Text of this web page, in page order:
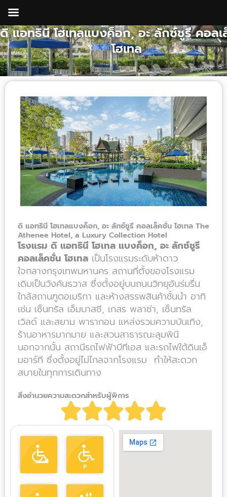
content
ดิ แอทธินี โฮเทลแบงค็อก, อะ ลักซ์ชูรี คอล
โฮเทล
ดิ แอทธินี โฮเทลแบงค็อก, อะ ลักซ์ชูรี คอลเล็คชั่น โฮเทล The
Athenee Hotel, a Luxury Collection Hotel
โรงแรม ดิ แอทธินี โฮเทล แบงค็อก, อะ ลักซ์ชูรี
คอลเล็คชั่น โฮเทล เป็นโรงแรมระดับห้าดาว
ใจกลางกรุงเทพมหานคร สถานที่ตั้งของโรงแรม
เดิมเป็นวังคันธวาส ซึ่งตั้งอยู่บนถนนวิทยุอันร่มรื่น
ใกล้สถานฑูตอเมริกา และห้างสรรพสินค้าชั้นนำ อาทิ
เช่น เซ็นทรัล เอ็มบาสซี, เกสร พลาซ่า, เซ็นทรัล
เวิลด์ และสยาม พารากอน แหล่งรวมความบันเทิง,
ร้านอาหารมากมาย และสวนสาธารณะลุมพินี
นอกจากนั้น สถานีรถไฟฟ้าบีทีเอส และรถไฟใต้ดินเอ็
มอาร์ที ซึ่งตั้งอยู่ไม่ไกลจากโรงแรม ทำให้สะดวก
สบายในทุกการเดินทาง
สิ่งอำนวยความสะดวกสำหรับผู้พิการ